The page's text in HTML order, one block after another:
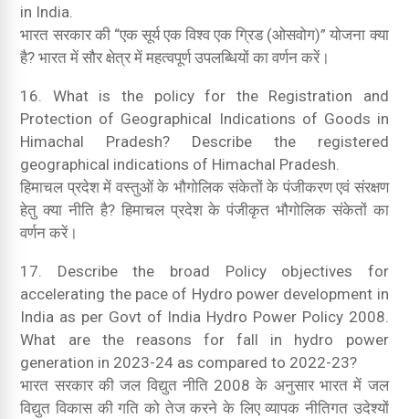
in India.
भारत सरकार की “एक सूर्य एक विश्व एक ग्रिड (ओसवोग)” योजना क्या
है? भारत में सौर क्षेत्र में महत्वपूर्ण उपलब्धियों का वर्णन करें।
16. What is the policy for the Registration and
Protection of Geographical Indications of Goods in
Himachal Pradesh? Describe the registered
geographical indications of Himachal Pradesh.
हिमाचल प्रदेश में वस्तुओं के भौगोलिक संकेतों के पंजीकरण एवं संरक्षण
हेतु क्या नीति है? हिमाचल प्रदेश के पंजीकृत भौगोलिक संकेतों का
वर्णन करें।
17. Describe the broad Policy objectives for
accelerating the pace of Hydro power development in
India as per Govt of India Hydro Power Policy 2008.
What are the reasons for fall in hydro power
generation in 2023-24 as compared to 2022-23?
भारत सरकार की जल विद्युत नीति 2008 के अनुसार भारत में जल
विद्युत विकास की गति को तेज करने के लिए व्यापक नीतिगत उदेश्यों